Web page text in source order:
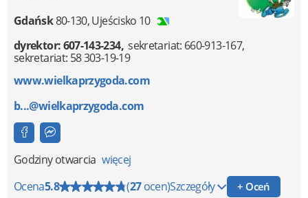
Gdańsk80-130,Ujeścisko 10
dyrektor: 607-143-234 sekretariat: 660-913-167
sekretariat: 58 303-19-19
www.wielkaprzygoda.com
b...@wielkaprzygoda.com
Godziny otwarcia więcej
Ocena5.8 (27ocen)Szczegóły + Oceń